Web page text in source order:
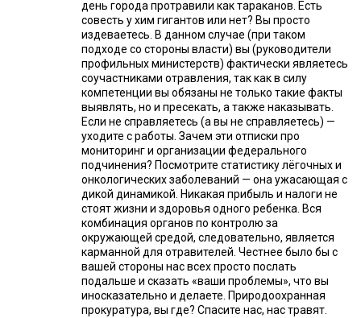
день города протравили как тараканов. Есть
совесть у хим гигантов или нет? Вы просто
издеваетесь. В данном случае (при таком
подходе со стороны власти) вы (руководители
профильных министерств) фактически являетесь
соучастниками отравления, так как в силу
компетенции вы обязаны не только такие факты
выявлять, но и пресекать, а также наказывать.
Если не справляетесь (а вы не справляетесь) —
уходите с работы. Зачем эти отписки про
мониторинг и организации федерального
подчинения? Посмотрите статистику лёгочных и
онкологических заболеваний — она ужасающая с
дикой динамикой. Никакая прибыль и налоги не
стоят жизни и здоровья одного ребенка. Вся
комбинация органов по контролю за
окружающей средой, следовательно, является
карманной для отравителей. Честнее было бы с
вашей стороны нас всех просто послать
подальше и сказать «ваши проблемы», что вы
иносказательно и делаете. Природоохранная
прокуратура, вы где? Спасите нас, нас травят.